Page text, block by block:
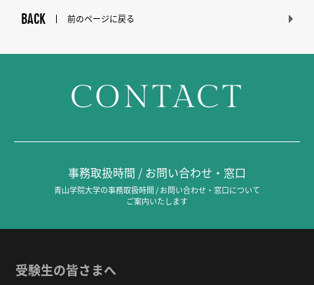
BACK 前のページに戻る
CONTACT
事務取扱時間 / お問い合わせ・窓口
青山学院大学の事務取扱時間 / お問い合わせ・窓口について
ご案内いたします
受験生の皆さまへ